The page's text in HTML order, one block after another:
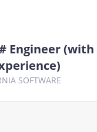
Engineer
SOFTWARE